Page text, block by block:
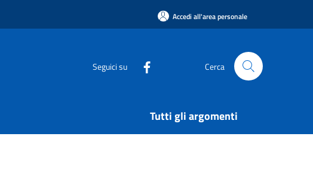
Accedi all'area personale
Seguici su Cerca
Tutti gli argomenti